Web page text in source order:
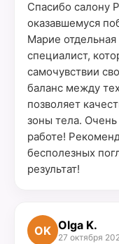
Спасибо салону
оказавшемуся
Марие отдельная
специалист,
самочувствии
баланс между
позволяет
зоны тела.
работе!
бесполезных
результат!
OK Olga K.
27 октября